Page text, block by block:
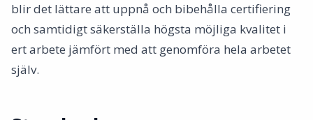
blir det lättare att uppnå och bibehålla certifiering
och samtidigt säkerställa högsta möjliga kvalitet i
ert arbete jämfört med att genomföra hela arbetet
själv.